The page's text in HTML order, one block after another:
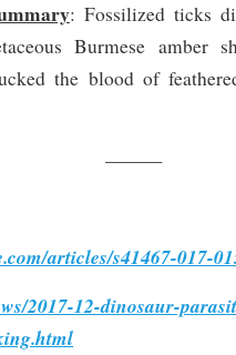
: Fossilized ticks
Burmese amber
the blood of
———
articles/s41467-017-
2017-12-dinosaur-